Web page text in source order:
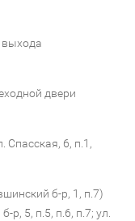
двери
6, п.1,
б-р, 1, п.7)
5, п.5, п.6, п.7; ул.